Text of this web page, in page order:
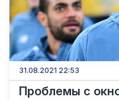
31.08.2021 22:53
Проблемы с